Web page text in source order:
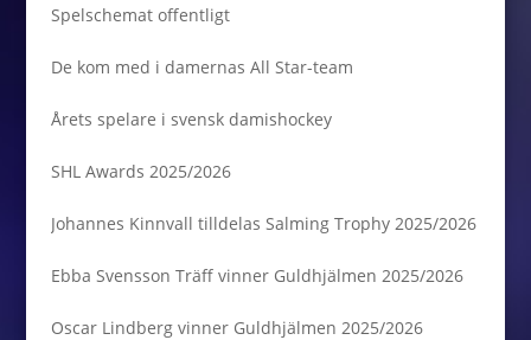
Spelschemat offentligt
De kom med i damernas All Star-team
Årets spelare i svensk damishockey
SHL Awards 2025/2026
Johannes Kinnvall tilldelas Salming Trophy 2025/2026
Ebba Svensson Träff vinner Guldhjälmen 2025/2026
Oscar Lindberg vinner Guldhjälmen 2025/2026